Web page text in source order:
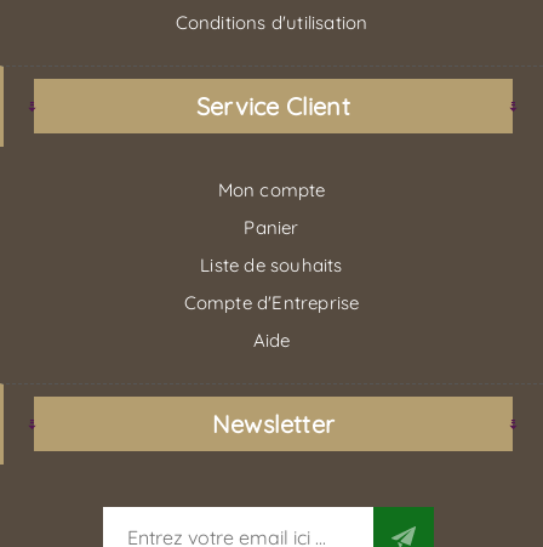
Conditions d'utilisation
Service Client
Mon compte
Panier
Liste de souhaits
Compte d'Entreprise
Aide
Newsletter